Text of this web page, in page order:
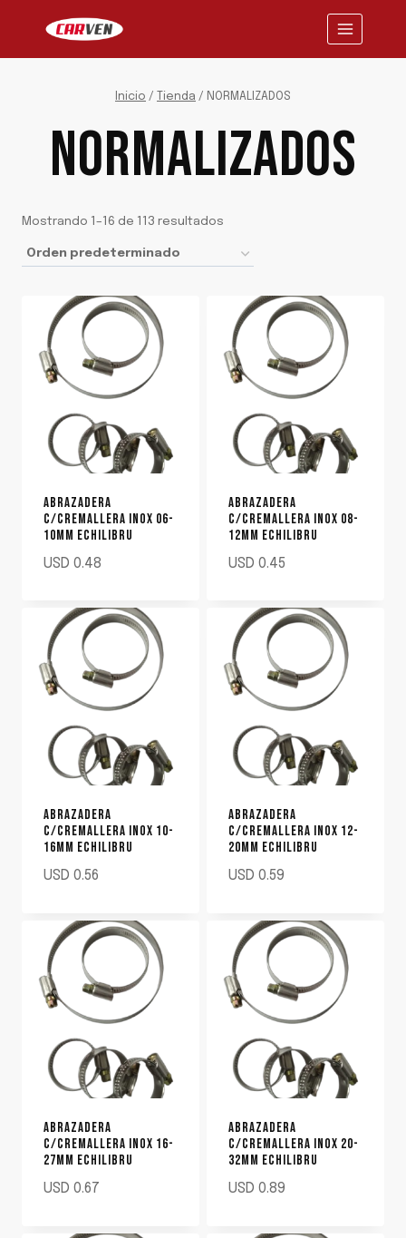
contenido
Inicio / Tienda / NORMALIZADOS
NORMALIZADOS
Mostrando 1–16 de 113 resultados
ABRAZADERA
C/CREMALLERA INOX 06-
10MM ECHILIBRU
USD 0.48
ABRAZADERA
C/CREMALLERA INOX 08-
12MM ECHILIBRU
USD 0.45
ABRAZADERA
C/CREMALLERA INOX 10-
16MM ECHILIBRU
USD 0.56
ABRAZADERA
C/CREMALLERA INOX 12-
20MM ECHILIBRU
USD 0.59
ABRAZADERA
C/CREMALLERA INOX 16-
27MM ECHILIBRU
USD 0.67
ABRAZADERA
C/CREMALLERA INOX 20-
32MM ECHILIBRU
USD 0.89